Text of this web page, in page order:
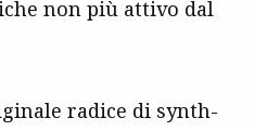
non più attivo dal
radice di synth-